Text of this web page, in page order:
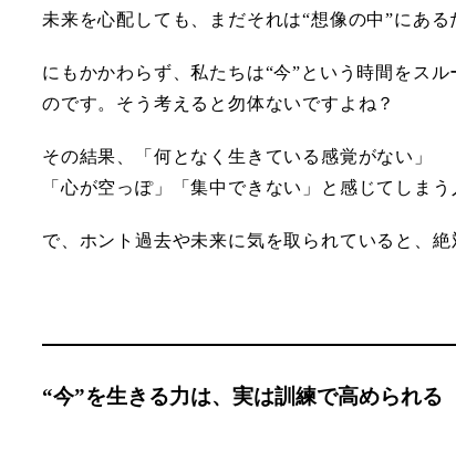
未来を心配しても、まだそれは“想像の中”にある
にもかかわらず、私たちは“今”という時間をス
のです。そう考えると勿体ないですよね？
その結果、「何となく生きている感覚がない」
「心が空っぽ」「集中できない」と感じてしま
で、ホント過去や未来に気を取られていると、
“今”を生きる力は、実は訓練で高められる